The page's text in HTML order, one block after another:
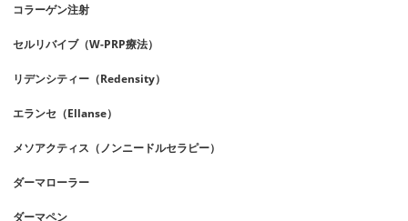
コラーゲン注射
セルリバイブ（W-PRP療法）
リデンシティー（Redensity）
エランセ（Ellanse）
メソアクティス（ノンニードルセラピー）
ダーマローラー
ダーマペン